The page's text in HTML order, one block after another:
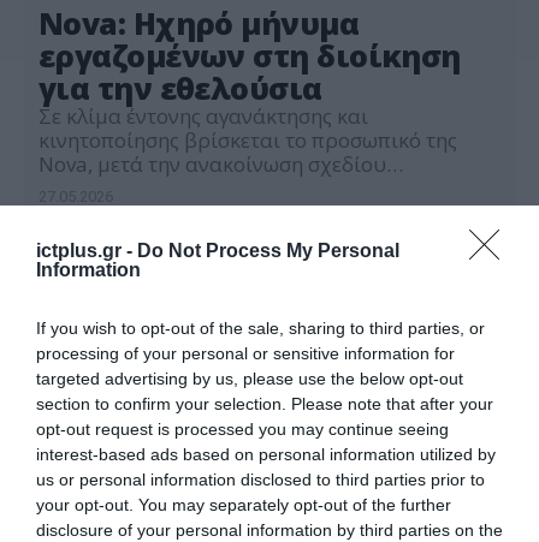
ictplus.gr - Do Not Process My Personal
Information
If you wish to opt-out of the sale, sharing to third parties, or
processing of your personal or sensitive information for
targeted advertising by us, please use the below opt-out
section to confirm your selection. Please note that after your
opt-out request is processed you may continue seeing
interest-based ads based on personal information utilized by
us or personal information disclosed to third parties prior to
your opt-out. You may separately opt-out of the further
disclosure of your personal information by third parties on the
Nova: Ηχηρό μήνυμα
εργαζομένων στη διοίκηση
για την εθελούσια
Σε κλίμα έντονης αγανάκτησης και
κινητοποίησης βρίσκεται το προσωπικό της
Nova, μετά την ανακοίνωση σχεδίου
44 θέσεων εργασίας και τη μεταφορά εργασιών
σε εργολάβους. Την Τρίτη, η συνέλευση του
σωματείου έστειλε ξεκάθαρο μήνυμα προς τη
διοίκηση: Οι εργαζόμενοι δεν θα δεχτούν να
ανακοίνωση […]